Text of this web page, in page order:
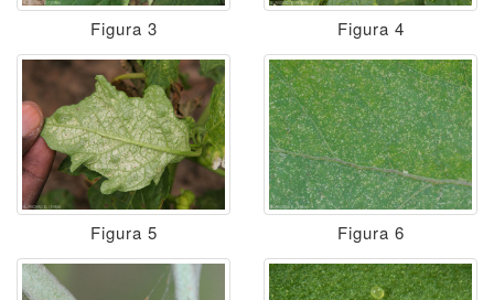
Figura 3 Figura 4
Figura 5 Figura 6